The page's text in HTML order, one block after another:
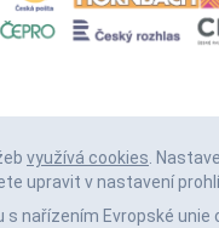
využívá cookies.
upravit v nastavení
nařízením Evropské unie